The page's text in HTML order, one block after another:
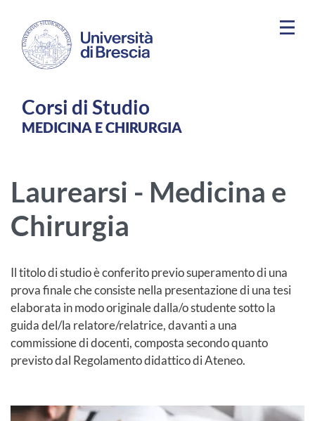
Corsi di Studio
MEDICINA E CHIRURGIA
Laurearsi - Medicina e
Chirurgia
Il titolo di studio è conferito previo superamento di una
prova finale che consiste nella presentazione di una tesi
elaborata in modo originale dalla/o studente sotto la
guida del/la relatore/relatrice, davanti a una
commissione di docenti, composta secondo quanto
previsto dal Regolamento didattico di Ateneo.